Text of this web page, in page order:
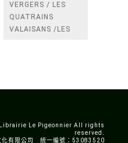
VERGERS / LES
QUATRAINS
VALAISANS /LES
Librairie Le Pigeonnier All rights
reserved.
化有限公司 統一編號：53083520